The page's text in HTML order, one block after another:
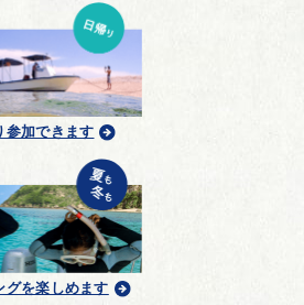
参加できます
グを楽しめます